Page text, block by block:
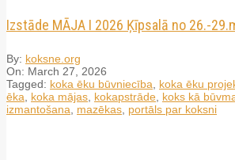
Izstāde MĀJA I 2026 Ķīpsalā no 26.-
By: koksne.org
On: March 27, 2026
Tagged: koka ēku būvniecība koka ēku
ēka
koka mājas kokapstrāde koks kā
izmantošana
mazēkas portāls par koksni